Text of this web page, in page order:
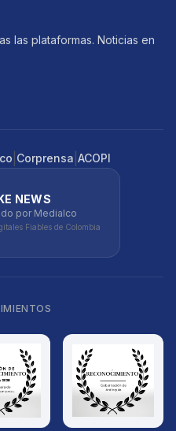
las plataformas. Noticias en
Corprensa ACOPI
NEWS
por Medialco
Fiables de Colombia